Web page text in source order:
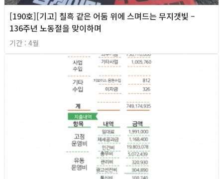
[190호][기고] 칠흑 같은 어둠 위에 스며드는 무지갯빛 –
136주년 노동절을 맞이하며
기간 : 4월